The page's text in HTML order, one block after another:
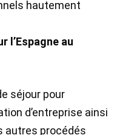
hautement
l’Espagne au
séjour pour
d’entreprise ainsi
autres procédés